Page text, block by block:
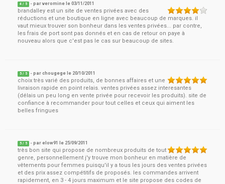
4 / 5 - parveromine le03/11/2011
brandalley est un site de ventes privées avec des
réductions et une boutique en ligne avec beaucoup de marques. il
vaut mieux trouver son bonheur dans les ventes privées... par contre,
les frais de port sont pas donnés et en cas de retour on paye à
nouveau alors que c'est pas le cas sur beaucoup de sites.
5 / 5 - parchougege le 20/10/2011
choix très varié des produits, de bonnes affaires et une
livraison rapide en point relais. ventes privées assez interesantes
(délais un peu long en vente privée pour recevoir les produits). site de
confiance à recommander pour tout celles et ceux qui aiment les
belles fringues
5 / 5 - parelow91 le 25/09/2011
très bon site qui propose de nombreux produits de tout
genre, personnellement j'y trouve mon bonheur en matière de
vêtements pour femmes puisqu'il y a tous les jours des ventes privées
et des prix assez compétitifs de proposés. les commandes arrivent
rapidement, en 3 - 4 jours maximum et le site propose des codes de